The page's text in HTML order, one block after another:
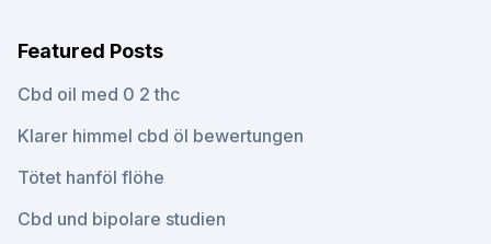
Featured Posts
Cbd oil med 0 2 thc
Klarer himmel cbd öl bewertungen
Tötet hanföl flöhe
Cbd und bipolare studien